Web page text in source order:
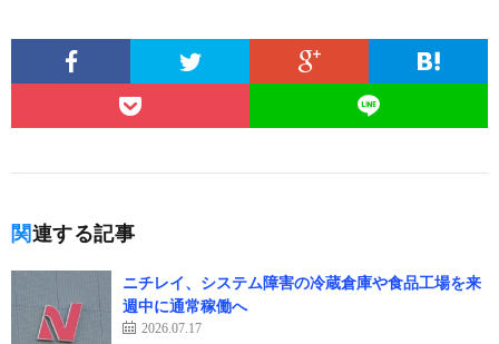
関連する記事
ニチレイ、システム障害の冷蔵倉庫や食品工場を来
週中に通常稼働へ
2026.07.17